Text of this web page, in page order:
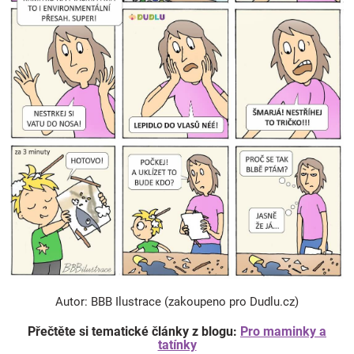
Autor: BBB Ilustrace (zakoupeno pro Dudlu.cz)
Přečtěte si tematické články z blogu: Pro maminky a
tatínky